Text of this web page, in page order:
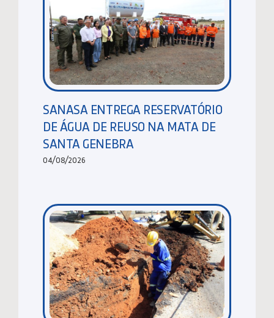
SANASA ENTREGA RESERVATÓRIO
DE ÁGUA DE REUSO NA MATA DE
SANTA GENEBRA
04/08/2026